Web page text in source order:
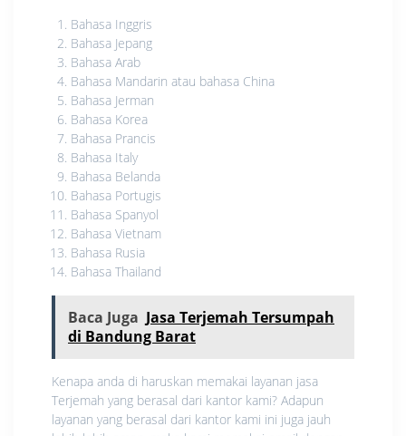
Bahasa Inggris
Bahasa Jepang
Bahasa Arab
Bahasa Mandarin atau bahasa China
Bahasa Jerman
Bahasa Korea
Bahasa Prancis
Bahasa Italy
Bahasa Belanda
Bahasa Portugis
Bahasa Spanyol
Bahasa Vietnam
Bahasa Rusia
Bahasa Thailand
Baca Juga Jasa Terjemah Tersumpah
di Bandung Barat
Kenapa anda di haruskan memakai layanan jasa
Terjemah yang berasal dari kantor kami? Adapun
layanan yang berasal dari kantor kami ini juga jauh